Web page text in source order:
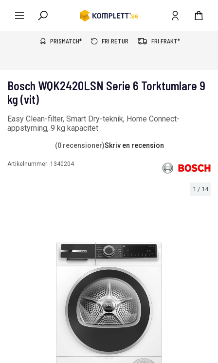
PRISMATCH* FRI RETUR FRI FRAKT*
1 / 14
Bosch WQK2420LSN Serie 6 Torktumlare 9
kg (vit)
Easy Clean-filter, Smart Dry-teknik, Home Connect-
appstyrning, 9 kg kapacitet
(0 recensioner)Skriv en recension
Artikelnummer: 1340204